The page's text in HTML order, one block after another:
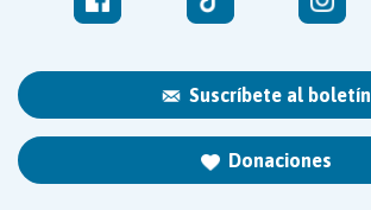
Suscríbete al boletín
Donaciones